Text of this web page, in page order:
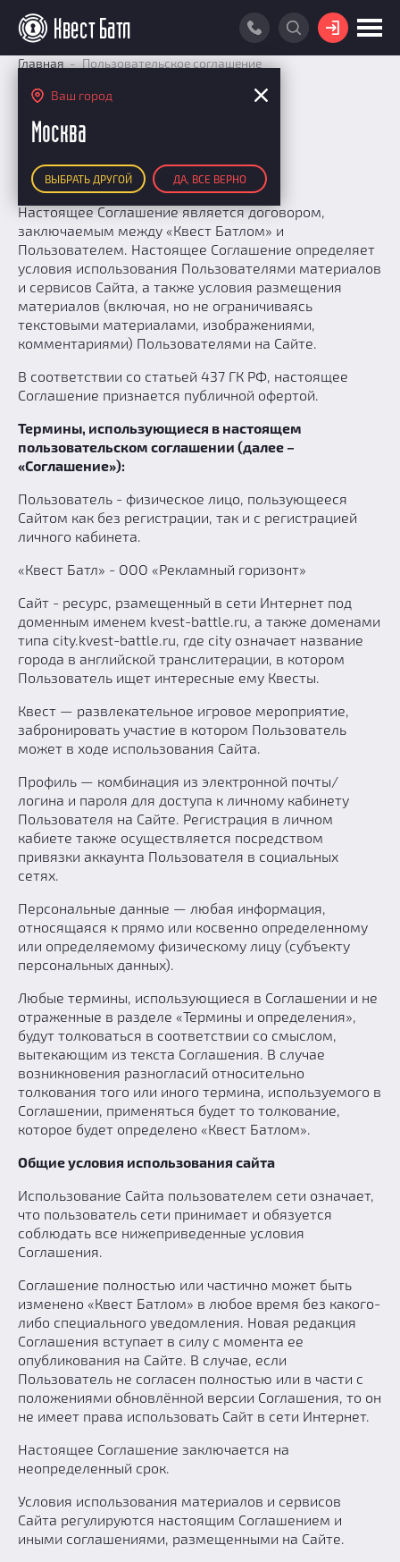
Ваш город
Москва
ВЫБРАТЬ ДРУГОЙ ДА, ВСЕ ВЕРНО
ВОЙТИ
КАРТА КВЕСТОВ
РЕЙТИНГ КОМАНД
Итоговый рейтинг
По количеству очков
По качеству игры
Список команд
ПОИСК КОМАНДЫ
КВЕСТ БАТЛ
О Квест Батле
Cashback
Как подсчитываются рейтинги
Призы
Новости
Добавить квест
КВЕСТ В ПОДАРОК
Главная Пользовательское соглашение
Пользовательское
соглашение
Настоящее Соглашение является договором,
заключаемым между «Квест Батлом» и
Пользователем. Настоящее Соглашение определяет
условия использования Пользователями материалов
и сервисов Сайта, а также условия размещения
материалов (включая, но не ограничиваясь
текстовыми материалами, изображениями,
комментариями) Пользователями на Сайте.
В соответствии со статьей 437 ГК РФ, настоящее
Соглашение признается публичной офертой.
Термины, использующиеся в настоящем
пользовательском соглашении (далее –
«Соглашение»):
Пользователь - физическое лицо, пользующееся
Сайтом как без регистрации, так и с регистрацией
личного кабинета.
«Квест Батл» - ООО «Рекламный горизонт»
Сайт - ресурс, рзамещенный в сети Интернет под
доменным именем kvest-battle.ru, а также доменами
типа city.kvest-battle.ru, где city означает название
города в английской транслитерации, в котором
Пользователь ищет интересные ему Квесты.
Квест — развлекательное игровое мероприятие,
забронировать участие в котором Пользователь
может в ходе использования Сайта.
Профиль — комбинация из электронной почты/
логина и пароля для доступа к личному кабинету
Пользователя на Сайте. Регистрация в личном
кабиете также осуществляется посредством
привязки аккаунта Пользователя в социальных
сетях.
Персональные данные — любая информация,
относящаяся к прямо или косвенно определенному
или определяемому физическому лицу (субъекту
персональных данных).
Любые термины, использующиеся в Соглашении и не
отраженные в разделе «Термины и определения»,
будут толковаться в соответствии со смыслом,
вытекающим из текста Соглашения. В случае
возникновения разногласий относительно
толкования того или иного термина, используемого в
Соглашении, применяться будет то толкование,
которое будет определено «Квест Батлом».
Общие условия использования сайта
Использование Сайта пользователем сети означает,
что пользователь сети принимает и обязуется
соблюдать все нижеприведенные условия
Соглашения.
Соглашение полностью или частично может быть
изменено «Квест Батлом» в любое время без какого-
либо специального уведомления. Новая редакция
Соглашения вступает в силу с момента ее
опубликования на Сайте. В случае, если
Пользователь не согласен полностью или в части с
положениями обновлённой версии Соглашения, то он
не имеет права использовать Сайт в сети Интернет.
Настоящее Соглашение заключается на
неопределенный срок.
Условия использования материалов и сервисов
Сайта регулируются настоящим Соглашением и
иными соглашениями, размещенными на Сайте.